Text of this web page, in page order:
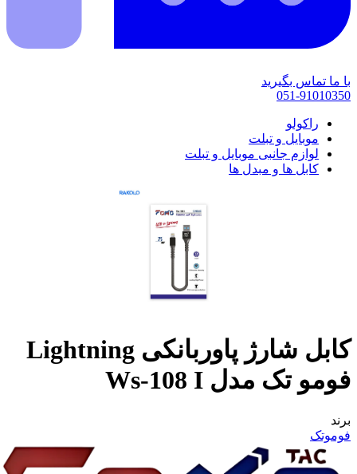
با ما تماس بگیرید
051-91010350
راکولو
موبایل و تبلت
لوازم جانبی موبایل و تبلت
کابل ها و مبدل ها
کابل شارژ پاوربانکی Lightning
فومو تک مدل Ws-108 I
برند
فوموتک